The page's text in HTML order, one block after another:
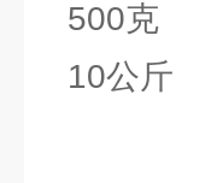
500克
10公斤